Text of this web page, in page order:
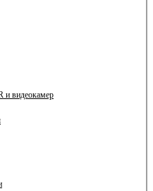
видеокамер